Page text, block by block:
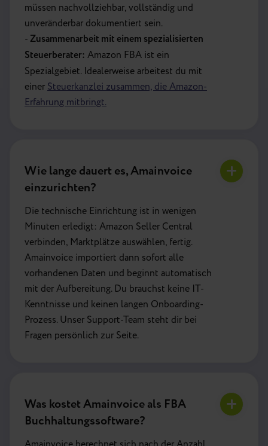
müssen nachvollziehbar, vollständig und
unveränderbar dokumentiert sein.
- Zusammenarbeit mit einem spezialisierten
Steuerberater: Amazon FBA ist ein
Spezialgebiet. Idealerweise arbeitest du mit
einer Steuerkanzlei zusammen, die Amazon-
Erfahrung mitbringt.
Wie lange dauert es, Amainvoice
einzurichten?
Die technische Einrichtung ist in wenigen
Minuten erledigt: Amazon Seller Central
verbinden, Marktplätze auswählen, fertig.
Amainvoice importiert dann sofort alle
vorhandenen Daten und beginnt automatisch
mit der Aufbereitung. Du brauchst keine IT-
Kenntnisse und keinen langen Onboarding-
Prozess. Unser Support-Team steht dir bei
Fragen persönlich zur Seite.
Was kostet Amainvoice als FBA
Buchhaltungssoftware?